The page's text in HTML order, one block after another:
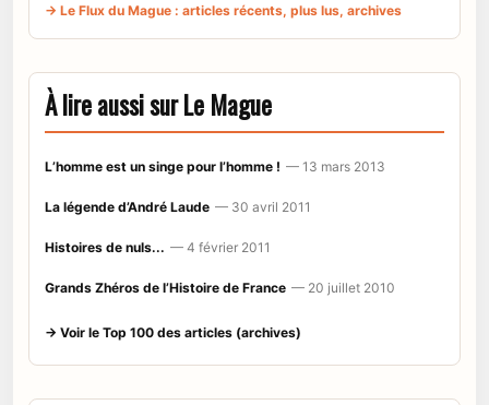
→ Le Flux du Mague : articles récents, plus lus, archives
À lire aussi sur Le Mague
L’homme est un singe pour l’homme ! — 13 mars 2013
La légende d’André Laude — 30 avril 2011
Histoires de nuls... — 4 février 2011
Grands Zhéros de l’Histoire de France — 20 juillet 2010
→ Voir le Top 100 des articles (archives)